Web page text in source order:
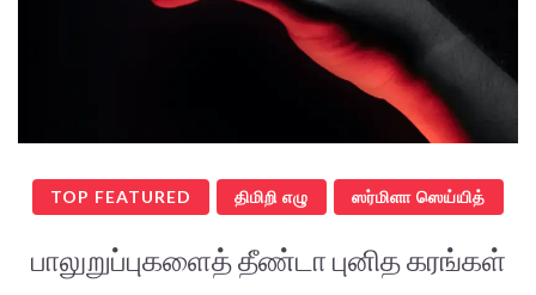
TOP FEATURED திமிறி எழு ஸர்மிளா ஸெய்யித்
பாலுறுப்புகளைத் தீண்டா புனித கரங்கள்